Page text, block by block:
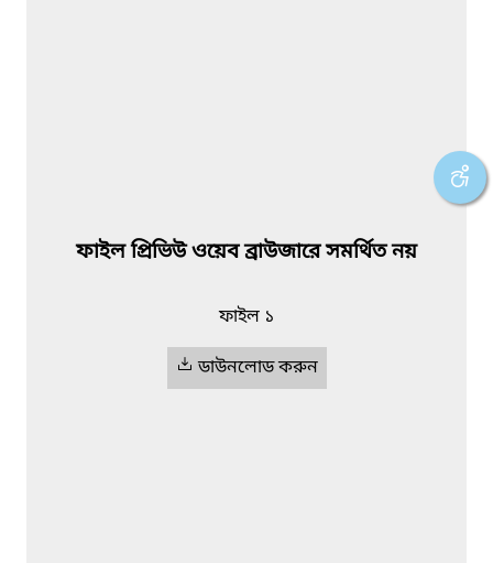
ফাইল প্রিভিউ ওয়েব ব্রাউজারে সমর্থিত নয়
ফাইল ১
ডাউনলোড করুন